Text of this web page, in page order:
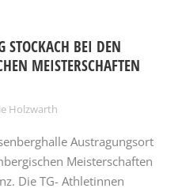
STOCKACH BEI DEN
MEISTERSCHAFTEN
Holzwarth
Austragungsort
Meisterschaften
Die TG- Athletinnen